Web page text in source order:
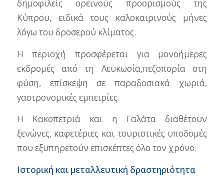
δημοφιλείς ορεινούς προορισμούς της
Κύπρου, ειδικά τους καλοκαιρινούς μήνες
λόγω του δροσερού κλίματος.
Η περιοχή προσφέρεται για μονοήμερες
εκδρομές από τη Λευκωσία,πεζοπορία στη
φύση, επίσκεψη σε παραδοσιακά χωριά,
γαστρονομικές εμπειρίες.
Η Κακοπετριά και η Γαλάτα διαθέτουν
ξενώνες, καφετέριες και τουριστικές υποδομές
που εξυπηρετούν επισκέπτες όλο τον χρόνο.
Ιστορική και μεταλλευτική δραστηριότητα